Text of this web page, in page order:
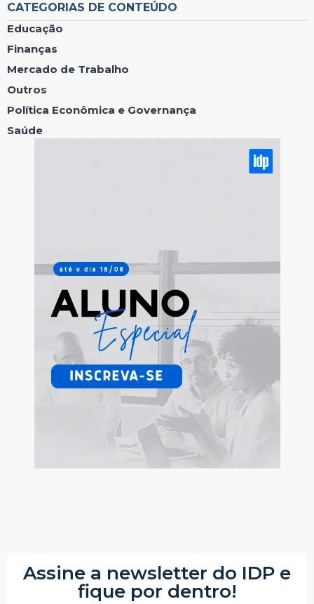
CATEGORIAS DE CONTEÚDO
Educação
Finanças
Mercado de Trabalho
Outros
Política Econômica e Governança
Saúde
Assine a newsletter do IDP e
fique por dentro!